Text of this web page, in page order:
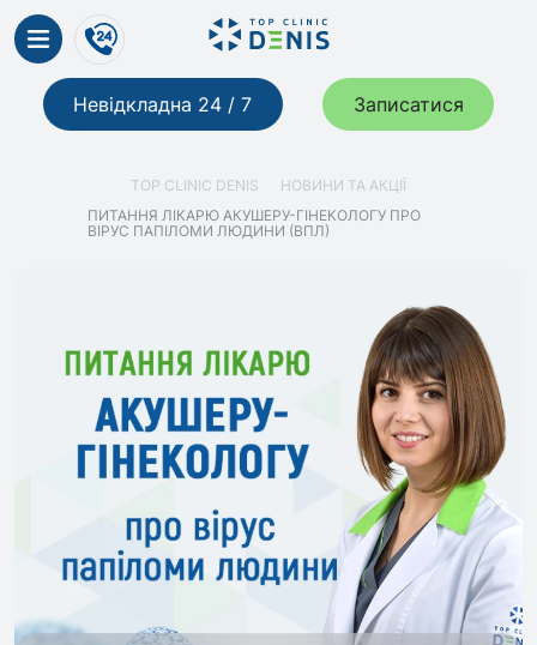
Невідкладна 24 / 7 Записатися
TOP CLINIC DENIS
НОВИНИ ТА АКЦІЇ
ПИТАННЯ ЛІКАРЮ АКУШЕРУ-ГІНЕКОЛОГУ ПРО
ВІРУС ПАПІЛОМИ ЛЮДИНИ (ВПЛ)